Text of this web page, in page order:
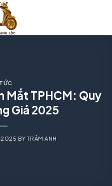
Mắt TPHCM: Quy
Giá 2025
BYTRÂM ANH